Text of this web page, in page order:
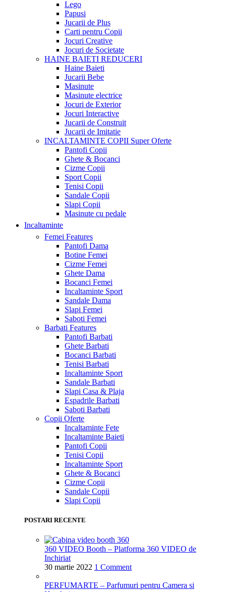
Lego
Papusi
Jucarii de Plus
Carti pentru Copii
Jocuri Creative
Jocuri de Societate
HAINE BAIETI REDUCERI
Haine Baieti
Jucarii Bebe
Masinute
Masinute electrice
Jocuri de Exterior
Jocuri Interactive
Jucarii de Construit
Jucarii de Imitatie
INCALTAMINTE COPII Super Oferte
Pantofi Copii
Ghete & Bocanci
Cizme Copii
Sport Copii
Tenisi Copii
Sandale Copii
Slapi Copii
Masinute cu pedale
Incaltaminte
Femei Features
Pantofi Dama
Botine Femei
Cizme Femei
Ghete Dama
Bocanci Femei
Incaltaminte Sport
Sandale Dama
Slapi Femei
Saboti Femei
Barbati Features
Pantofi Barbati
Ghete Barbati
Bocanci Barbati
Tenisi Barbati
Incaltaminte Sport
Sandale Barbati
Slapi Casa & Plaja
Espadrile Barbati
Saboti Barbati
Copii Oferte
Incaltaminte Fete
Incaltaminte Baieti
Pantofi Copii
Tenisi Copii
Incaltaminte Sport
Ghete & Bocanci
Cizme Copii
Sandale Copii
Slapi Copii
POSTARI RECENTE
360 VIDEO Booth – Platforma 360 VIDEO de
Inchiriat
30 martie 2022 1 Comment
PERFUMARTE – Parfumuri pentru Camera si